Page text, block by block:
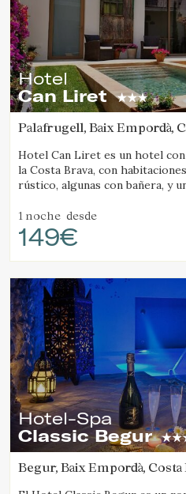
Hotel
Can Liret
Palafrugell, Baix Empordà,
Hotel Can Liret es un hotel
la Costa Brava, con
rústico, algunas con bañera, y
1 noche desde
149€
Hotel-Spa
Classic Begur
Begur, Baix Empordà, Costa